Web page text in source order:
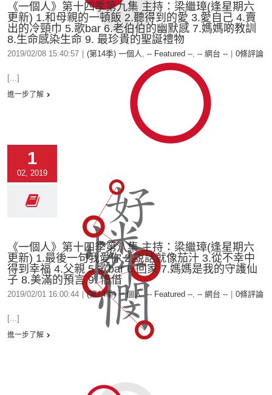
《一個人》第十四季第九集 主持：梁繼璋(逢星期六
更新) 1.和母親的一頓飯 2.聽得到的愛 3.愛自己 4.賣
出的冷頸巾 5.歌bar 6.老伯伯的幽默感 7.媽媽啲教訓
8.生命感染生命 9. 最珍貴的聖誕禮物
2019/02/08 15:40:57 (第14季) 一個人, -- Featured --, -- 網台 -- 0條評論
[...]
進一步了解
1
02, 2019
《一個人》第十四季第八集 主持：梁繼璋(逢星期六
更新) 1.最後一句我愛你 2.說話就像茄汁 3.從不幸中
得到幸福 4.父親 5.歌bar 6.回家 7.媽媽是我的守護仙
子 8.美滿的預言 9. 借借
2019/02/01 16:00:44 (第14季) 一個人, -- Featured --, -- 網台 -- 0條評論
[...]
進一步了解